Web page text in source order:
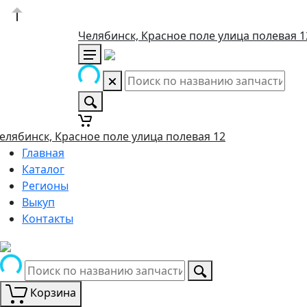
Челябинск, Красное поле улица полевая
Красное поле улица полевая 12
Главная
Каталог
Регионы
Выкуп
Контакты
Корзина